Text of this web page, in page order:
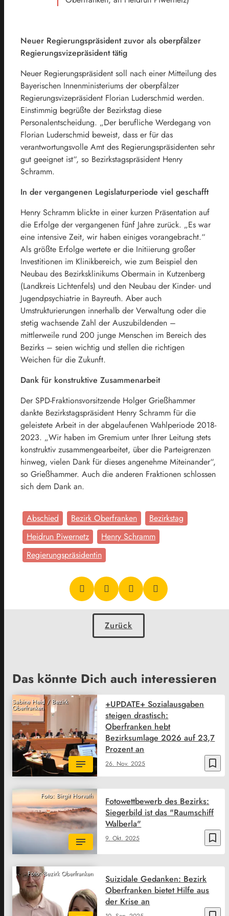
Neuer Regierungspräsident zuvor als oberpfälzer
Regierungsvizepräsident tätig
Neuer Regierungspräsident soll nach einer Mitteilung des
Bayerischen Innenministeriums der oberpfälzer
Regierungsvizepräsident Florian Luderschmid werden.
Einstimmig begrüßte der Bezirkstag diese
Personalentscheidung. „Der berufliche Werdegang von
Florian Luderschmid beweist, dass er für das
verantwortungsvolle Amt des Regierungspräsidenten sehr
gut geeignet ist“, so Bezirkstagspräsident Henry
Schramm.
In der vergangenen Legislaturperiode viel geschafft
Henry Schramm blickte in einer kurzen Präsentation auf
die Erfolge der vergangenen fünf Jahre zurück. „Es war
eine intensive Zeit, wir haben einiges vorangebracht.“
Als größte Erfolge wertete er die Initiierung großer
Investitionen im Klinikbereich, wie zum Beispiel den
Neubau des Bezirksklinikums Obermain in Kutzenberg
(Landkreis Lichtenfels) und den Neubau der Kinder- und
Jugendpsychiatrie in Bayreuth. Aber auch
Umstrukturierungen innerhalb der Verwaltung oder die
stetig wachsende Zahl der Auszubildenden –
mittlerweile rund 200 junge Menschen im Bereich des
Bezirks – seien wichtig und stellen die richtigen
Weichen für die Zukunft.
Dank für konstruktive Zusammenarbeit
Der SPD-Fraktionsvorsitzende Holger Grießhammer
dankte Bezirkstagspräsident Henry Schramm für die
geleistete Arbeit in der abgelaufenen Wahlperiode 2018-
2023. „Wir haben im Gremium unter Ihrer Leitung stets
konstruktiv zusammengearbeitet, über die Parteigrenzen
hinweg, vielen Dank für dieses angenehme Miteinander“,
so Grießhammer. Auch die anderen Fraktionen schlossen
sich dem Dank an.
Abschied Bezirk Oberfranken
Bezirkstag
Heidrun Piwernetz
Henry Schramm
Regierungspräsidentin
Zurück
Das könnte Dich auch interessieren
Sabine Heid / Bezirk
Oberfranken
bookmark_border
26. Nov. 2025
+UPDATE+ Sozialausgaben
steigen drastisch:
Oberfranken hebt
Bezirksumlage 2026 auf 23,7
Prozent an
Foto: Birgit Horvath
bookmark_border
9. Okt. 2025
Fotowettbewerb des Bezirks:
Siegerbild ist das "Raumschiff
Walberla"
Foto: Bezirk Oberfranken
Suizidale Gedanken: Bezirk
Oberfranken bietet Hilfe aus
der Krise an